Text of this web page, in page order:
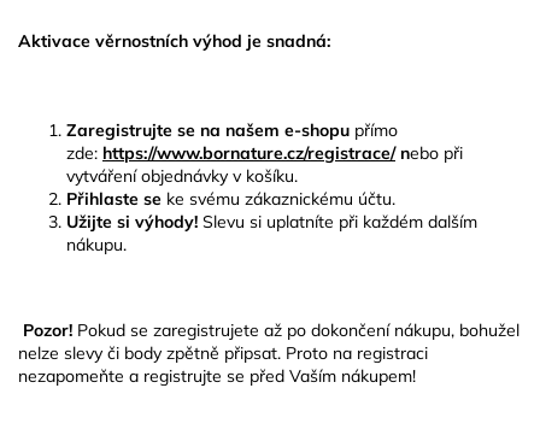
Aktivace věrnostních výhod je snadná:
Zaregistrujte se na našem e-shopu přímo
zde: https://www.bornature.cz/registrace/nebo při
vytváření objednávky v košíku.
Přihlaste se ke svému zákaznickému účtu.
Užijte si výhody! Slevu si uplatníte při každém dalším
nákupu.
Pozor! Pokud se zaregistrujete až po dokončení nákupu, bohužel
nelze slevy či body zpětně připsat. Proto na registraci
nezapomeňte a registrujte se před Vaším nákupem!